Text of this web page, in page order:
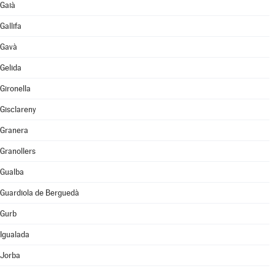
Gaià
Gallifa
Gavà
Gelida
Gironella
Gisclareny
Granera
Granollers
Gualba
Guardiola de Berguedà
Gurb
Igualada
Jorba